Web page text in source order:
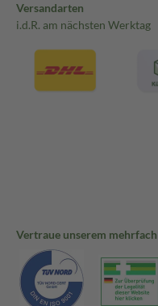
Versandarten
i.d.R. am nächsten Werktag
Vertraue unserem